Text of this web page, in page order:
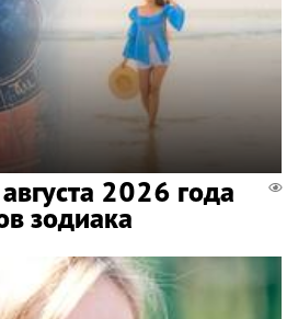
2026 года
зодиака